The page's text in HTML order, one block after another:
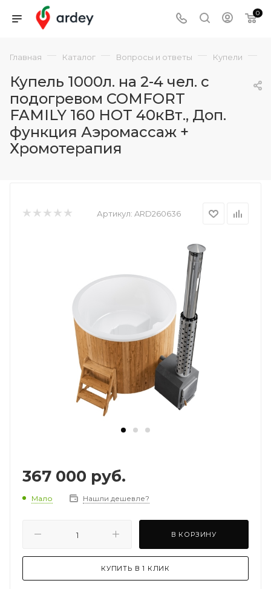
0
Главная — Каталог — Вопросы и ответы — Купели —
Купель 1000л. на 2-4 чел. с
подогревом COMFORT
FAMILY 160 HOT 40кВт., Доп.
функция Аэромассаж +
Хромотерапия
Артикул: ARD260636
367 000 руб.
Мало Нашли дешевле?
В КОРЗИНУ
КУПИТЬ В 1 КЛИК